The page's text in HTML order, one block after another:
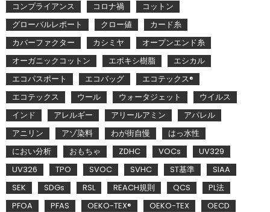
コンプライアンス
コロナ禍
コットン
グローバルレポート
クロー値
カード糸
カバーファクター
カシミヤ
オープンエンド糸
オーガニックコットン
エポキシ樹脂
エシカル
エコパスポート
エコバッグ
エコテックス®
エコテックス
ウール ウォータジェット
ウイルス
インド
アレルギー アリールアミン
アパレル
アニリン
アゾ染料 わが街自慢
はっ水性
におい分析
おもちゃ ZDHC VOCs
UV329
UV326
TPO SVOC SVHC ST基準
SIAA
SEK
SDGs RSL REACH規則 QCS
PL法
PFOA
PFAS OEKO-TEX® OEKO-TEX
OECD